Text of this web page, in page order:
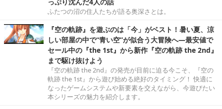
ふたつの沼の住人たちが語る奥深さとは。
『空の軌跡』を遊ぶのは「今」がベスト！暑い夏、涼
しい部屋の中で“青い空”が似合う大冒険へ―最安値で
セール中の『the 1st』から新作『空の軌跡 the 2nd』
まで駆け抜けよう
『空の軌跡 the 2nd』の発売が目前に迫る今こそ、『空の
軌跡 the 1st』から遊び始める絶好のタイミング！ 快適に
なったゲームシステムや新要素を交えながら、今遊びたい
本シリーズの魅力を紹介します。